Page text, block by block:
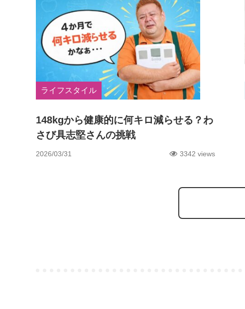
ライフスタイル
148kgから健康的に何キロ減らせる？わ
さび具志堅さんの挑戦
2026/03/31 3342 views